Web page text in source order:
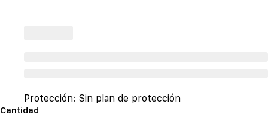
Protección: Sin plan de protección
Cantidad